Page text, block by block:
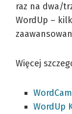
raz na dwa/
WordUp –
Więcej
WordUp